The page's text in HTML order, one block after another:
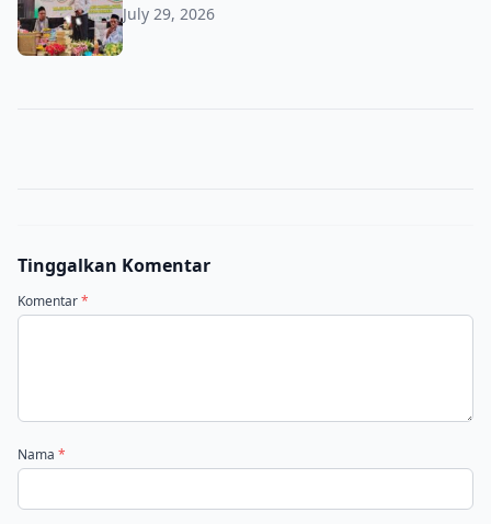
July 29, 2026
Tinggalkan Komentar
Komentar*
Nama *